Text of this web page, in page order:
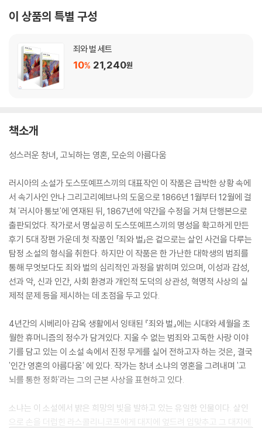
이 상품의 특별 구성
죄와 벌 세트
10% 21,240원
책소개
성스러운 창녀, 고뇌하는 영혼, 모순의 아름다움
러시아의 소설가 도스또예프스끼의 대표작인 이 작품은 급박한 상황 속에
서 속기사인 안나 그리고리예브나의 도움으로 1866년 1월부터 12월에 걸
쳐 '러시아 통보'에 연재된 뒤, 1867년에 약간을 수정을 거쳐 단행본으로
출판되었다. 작가로서 명실공히 도스또예프스끼의 명성을 확고하게 만든
후기 5대 장편 가운데 첫 작품인 「죄와 벌」은 겉으로는 살인 사건을 다루는
탐정 소설의 형식을 취한다. 하지만 이 작품은 한 가난한 대학생의 범죄를
통해 무엇보다도 죄와 벌의 심리적인 과정을 밝히며 있으며, 이성과 감성,
선과 악, 신과 인간, 사회 환경과 개인적 도덕의 상관성, 혁명적 사상의 실
제적 문제 등을 제시하는 데 초점을 두고 있다.
4년간의 시베리아 감옥 생활에서 잉태된 『죄와 벌』에는 시대와 세월을 초
월한 휴머니즘의 정수가 담겨있다. 지울 수 없는 범죄와 고독한 사랑 이야
기를 담고 있는 이 소설 속에서 진정 무게를 실어 전하고자 하는 것은, 결국
'인간 영혼의 아름다움' 에 있다. 작가는 창녀 소냐의 영혼을 그려내며 '고
뇌를 통한 정화'라는 그의 근본 사상을 표현하고 있다.
소냐는 이 소설에서 밝은 희망의 빛을 발하고 있는 유일한 인물이다. 살인
으로 손을 더럽힌 라스콜리니코프에게 대지에 엎드려 입맞추고 그 대지에